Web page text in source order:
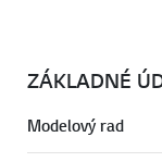
ZÁKLADNÉ
Modelový rad